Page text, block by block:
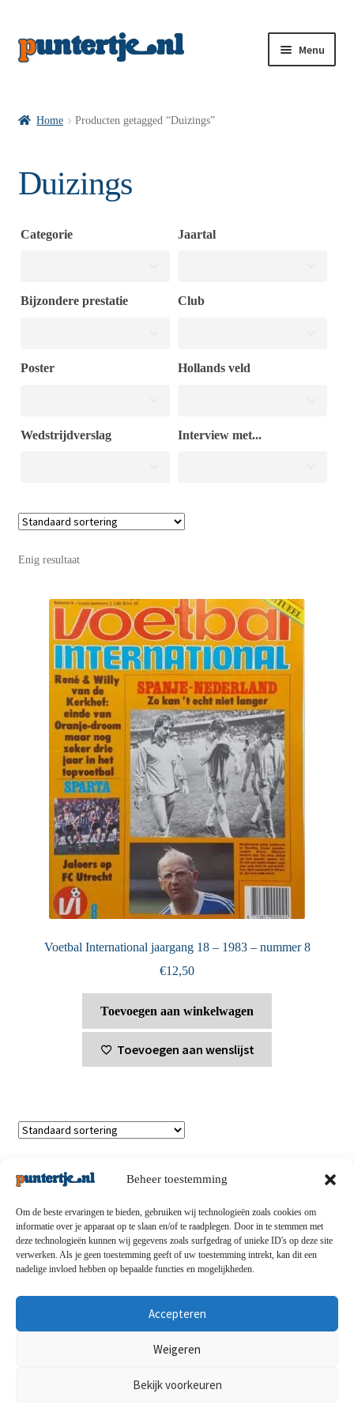
Beheer toestemming
Om de beste ervaringen te bieden, gebruiken wij technologieën zoals cookies om
informatie over je apparaat op te slaan en/of te raadplegen. Door in te stemmen met
deze technologieën kunnen wij gegevens zoals surfgedrag of unieke ID's op deze site
verwerken. Als je geen toestemming geeft of uw toestemming intrekt, kan dit een
nadelige invloed hebben op bepaalde functies en mogelijkheden.
Accepteren
Weigeren
Bekijk voorkeuren
Menu
Home Producten getagged “Duizings”
Duizings
Categorie Jaartal
Bijzondere prestatie Club
Poster Hollands veld
Wedstrijdverslag Interview met...
Enig resultaat
Voetbal International jaargang 18 – 1983 – nummer 8
€12,50
Toevoegen aan winkelwagen
Toevoegen aan wenslijst
Privacybeleid-Verzending en retouren-Algemene
voorwaarden-Disclaimert-Betaalmethoden-Over ons
Contact